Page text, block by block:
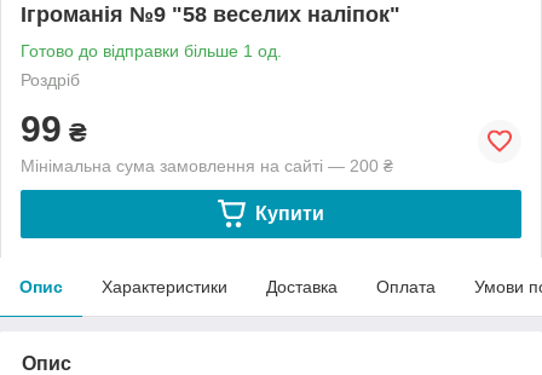
Ігроманія №9 "58 веселих наліпок"
Готово до відправки більше 1 од.
Роздріб
99 ₴
Мінімальна сума замовлення на сайті — 200 ₴
Купити
Опис Характеристики Доставка Оплата Умови
Опис